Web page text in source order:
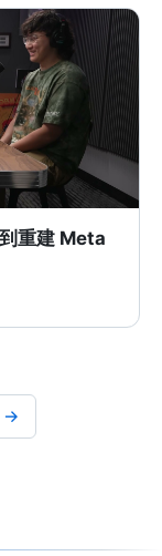
重建 Meta
→